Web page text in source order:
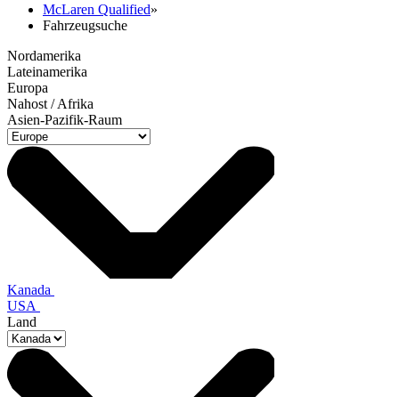
McLaren Qualified»
Fahrzeugsuche
Nordamerika
Lateinamerika
Europa
Nahost / Afrika
Asien-Pazifik-Raum
Kanada
USA
Land